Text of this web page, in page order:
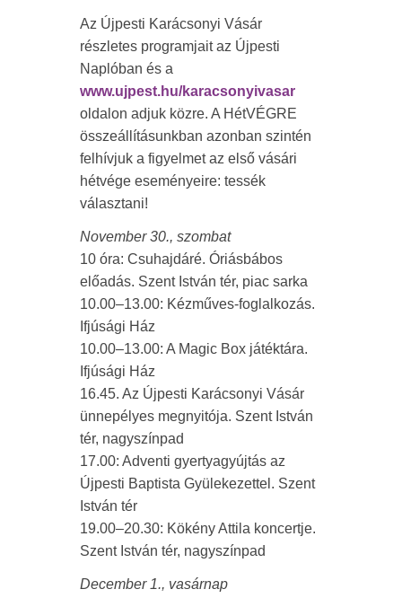
Az Újpesti Karácsonyi Vásár
részletes programjait az Újpesti
Naplóban és a
www.ujpest.hu/karacsonyivasar
oldalon adjuk közre. A HétVÉGRE
összeállításunkban azonban szintén
felhívjuk a figyelmet az első vásári
hétvége eseményeire: tessék
választani!
November 30., szombat
10 óra: Csuhajdáré. Óriásbábos
előadás. Szent István tér, piac sarka
10.00–13.00: Kézműves-foglalkozás.
Ifjúsági Ház
10.00–13.00: A Magic Box játéktára.
Ifjúsági Ház
16.45. Az Újpesti Karácsonyi Vásár
ünnepélyes megnyitója. Szent István
tér, nagyszínpad
17.00: Adventi gyertyagyújtás az
Újpesti Baptista Gyülekezettel. Szent
István tér
19.00–20.30: Kökény Attila koncertje.
Szent István tér, nagyszínpad
December 1., vasárnap